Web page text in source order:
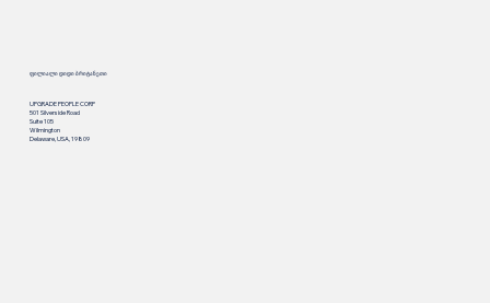
ფილიალი დიდი ბრიტანეთი
UPGRADE PEOPLE CORP
501 Silverside Road
Suite 105
Wilmington
Delaware, USA, 19809